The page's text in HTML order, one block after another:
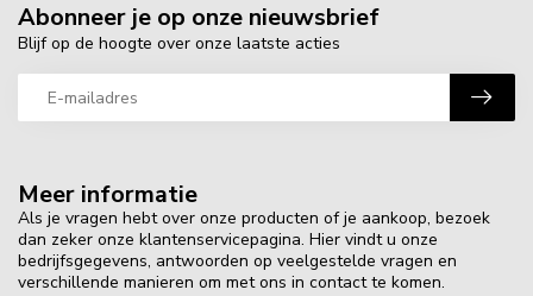
Meer informatie
Als je vragen hebt over onze producten of je aankoop, bezoek
dan zeker onze klantenservicepagina. Hier vindt u onze
bedrijfsgegevens, antwoorden op veelgestelde vragen en
verschillende manieren om met ons in contact te komen.
Abonneer je op onze nieuwsbrief
Blijf op de hoogte over onze laatste acties